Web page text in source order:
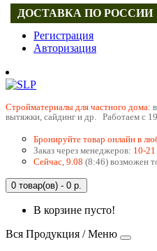
Регистрация
Авторизация
Cтройматериалы для частного дома:
вытяжки, сайдинг и др. Работаем с
Бронируйте товар онлайн в
Заказ через менеджеров: 10-
Сейчас, 9.08 (8:46) возможен
0 товар(ов) - 0 р.
В корзине пусто!
Вся Продукция / Меню
ДОСТАВКА ПО РОССИИ